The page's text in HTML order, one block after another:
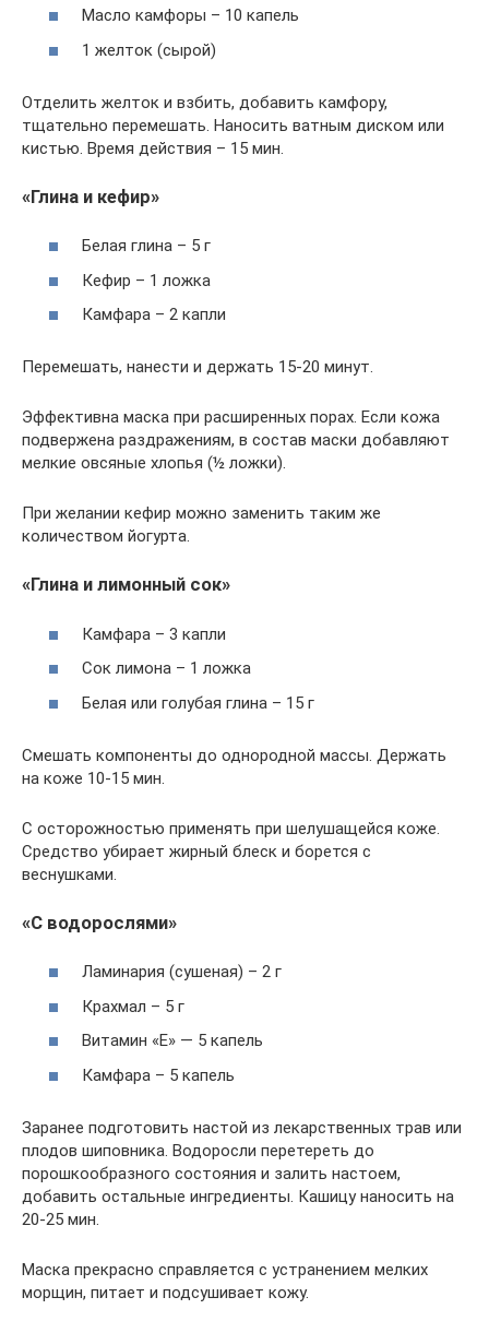
Масло камфоры – 10 капель
1 желток (сырой)
Отделить желток и взбить, добавить камфору,
тщательно перемешать. Наносить ватным диском или
кистью. Время действия – 15 мин.
«Глина и кефир»
Белая глина – 5 г
Кефир – 1 ложка
Камфара – 2 капли
Перемешать, нанести и держать 15-20 минут.
Эффективна маска при расширенных порах. Если кожа
подвержена раздражениям, в состав маски добавляют
мелкие овсяные хлопья (½ ложки).
При желании кефир можно заменить таким же
количеством йогурта.
«Глина и лимонный сок»
Камфара – 3 капли
Сок лимона – 1 ложка
Белая или голубая глина – 15 г
Смешать компоненты до однородной массы. Держать
на коже 10-15 мин.
С осторожностью применять при шелушащейся коже.
Средство убирает жирный блеск и борется с
веснушками.
«С водорослями»
Ламинария (сушеная) – 2 г
Крахмал – 5 г
Витамин «Е» — 5 капель
Камфара – 5 капель
Заранее подготовить настой из лекарственных трав или
плодов шиповника. Водоросли перетереть до
порошкообразного состояния и залить настоем,
добавить остальные ингредиенты. Кашицу наносить на
20-25 мин.
Маска прекрасно справляется с устранением мелких
морщин, питает и подсушивает кожу.